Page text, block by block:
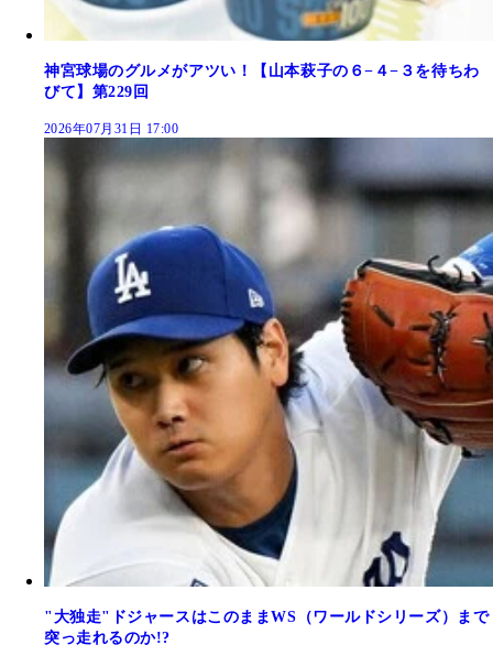
神宮球場のグルメがアツい！【山本萩子の６−４−３を待ちわ
びて】第229回
2026年07月31日 17:00
"大独走"ドジャースはこのままWS（ワールドシリーズ）まで
突っ走れるのか!?